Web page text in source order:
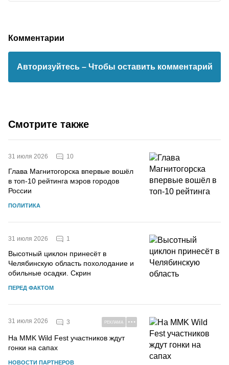
Комментарии
Авторизуйтесь – Чтобы оставить комментарий
Смотрите также
31 июля 2026 10
Глава Магнитогорска впервые вошёл
в топ-10 рейтинга мэров городов
России
ПОЛИТИКА
31 июля 2026 1
Высотный циклон принесёт в
Челябинскую область похолодание и
обильные осадки. Скрин
ПЕРЕД ФАКТОМ
31 июля 2026 3 РЕКЛАМА
На MMK Wild Fest участников ждут
гонки на сапах
НОВОСТИ ПАРТНЕРОВ